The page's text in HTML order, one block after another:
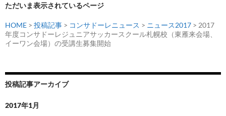
ただいま表示されているページ
HOME > 投稿記事 > コンサドーレニュース > ニュース2017 > 2017
年度コンサドーレジュニアサッカースクール札幌校（東雁来会場、
イーワン会場）の受講生募集開始
投稿記事アーカイブ
2017年1月